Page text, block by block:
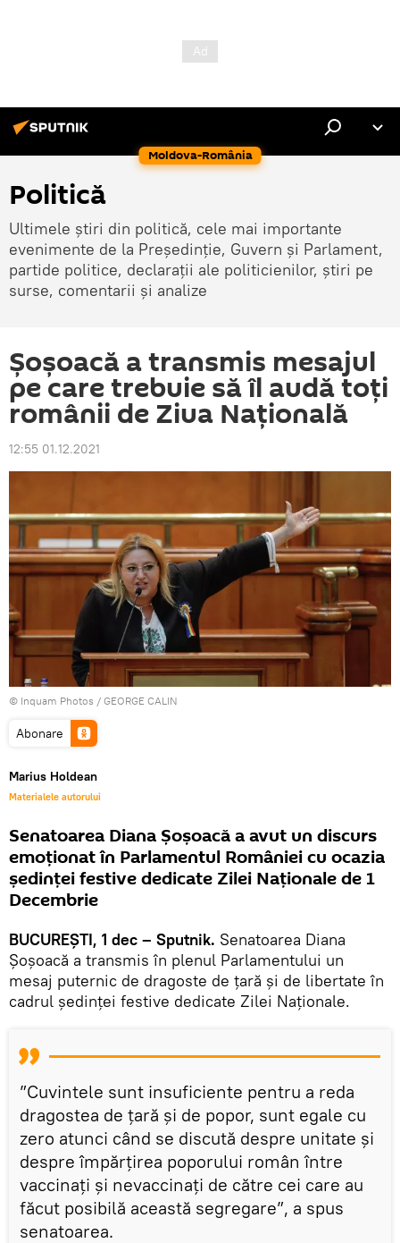
Moldova-România
Politică
Ultimele știri din politică, cele mai importante
evenimente de la Președinție, Guvern și Parlament,
partide politice, declarații ale politicienilor, știri pe
surse, comentarii și analize
Șoșoacă a transmis mesajul
pe care trebuie să îl audă toți
românii de Ziua Națională
12:55 01.12.2021
© Inquam Photos / GEORGE CALIN
Abonare
Marius Holdean
Materialele autorului
Senatoarea Diana Șoșoacă a avut un discurs
emoționat în Parlamentul României cu ocazia
ședinței festive dedicate Zilei Naționale de 1
Decembrie
BUCUREȘTI, 1 dec – Sputnik. Senatoarea Diana
Șoșoacă a transmis în plenul Parlamentului un
mesaj puternic de dragoste de țară și de libertate în
cadrul ședinței festive dedicate Zilei Naționale.
”Cuvintele sunt insuficiente pentru a reda
dragostea de țară și de popor, sunt egale cu
zero atunci când se discută despre unitate și
despre împărțirea poporului român între
vaccinați și nevaccinați de către cei care au
făcut posibilă această segregare”, a spus
senatoarea.